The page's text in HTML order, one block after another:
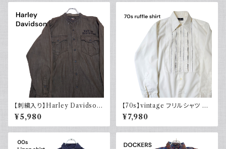
【刺繍入り】Harley Davidson
ハーレーダビッドソン 長袖シャ
ツ 古着 ノーカラー
¥5,980
【70s】vintage フリルシャツ ヴ
ィンテージ古着 長袖シャツ ドレ
スシャツ 白 ホワイト系 1970年
代 レトロ
¥7,980